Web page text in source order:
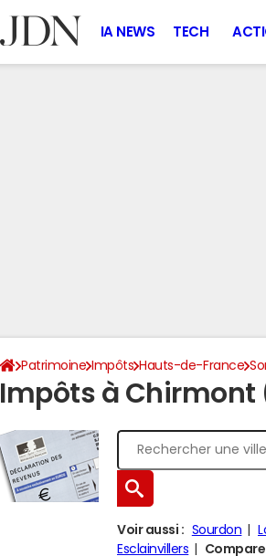
IA NEWS TECH
Patrimoine Impôts Hauts-de-France
Impôts à Chirmont
Voir aussi : Sourdon
Esclainvillers